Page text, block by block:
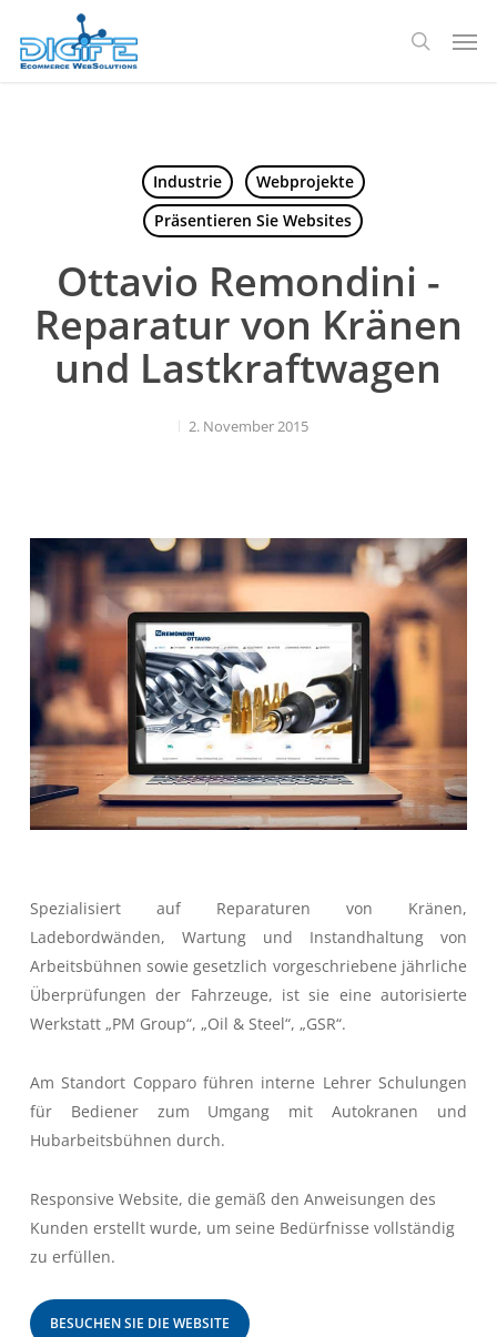
Hauptinhalt
springen
Suche
Industrie
Webprojekte
Präsentieren Sie Websites
Ottavio Remondini -
Reparatur von Kränen
und Lastkraftwagen
2. November 2015
Spezialisiert auf Reparaturen von Kränen,
Ladebordwänden, Wartung und Instandhaltung von
Arbeitsbühnen sowie gesetzlich vorgeschriebene jährliche
Überprüfungen der Fahrzeuge, ist sie eine autorisierte
Werkstatt „PM Group“, „Oil & Steel“, „GSR“.
Am Standort Copparo führen interne Lehrer Schulungen
für Bediener zum Umgang mit Autokranen und
Hubarbeitsbühnen durch.
Responsive Website, die gemäß den Anweisungen des
Kunden erstellt wurde, um seine Bedürfnisse vollständig
zu erfüllen.
BESUCHEN SIE DIE WEBSITE